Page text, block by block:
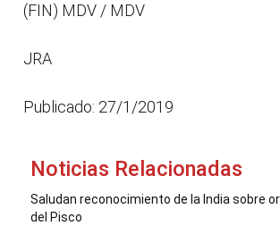
(FIN) MDV / MDV
JRA
Publicado: 27/1/2019
Noticias Relacionadas
Saludan reconocimiento de la India sobre
del Pisco